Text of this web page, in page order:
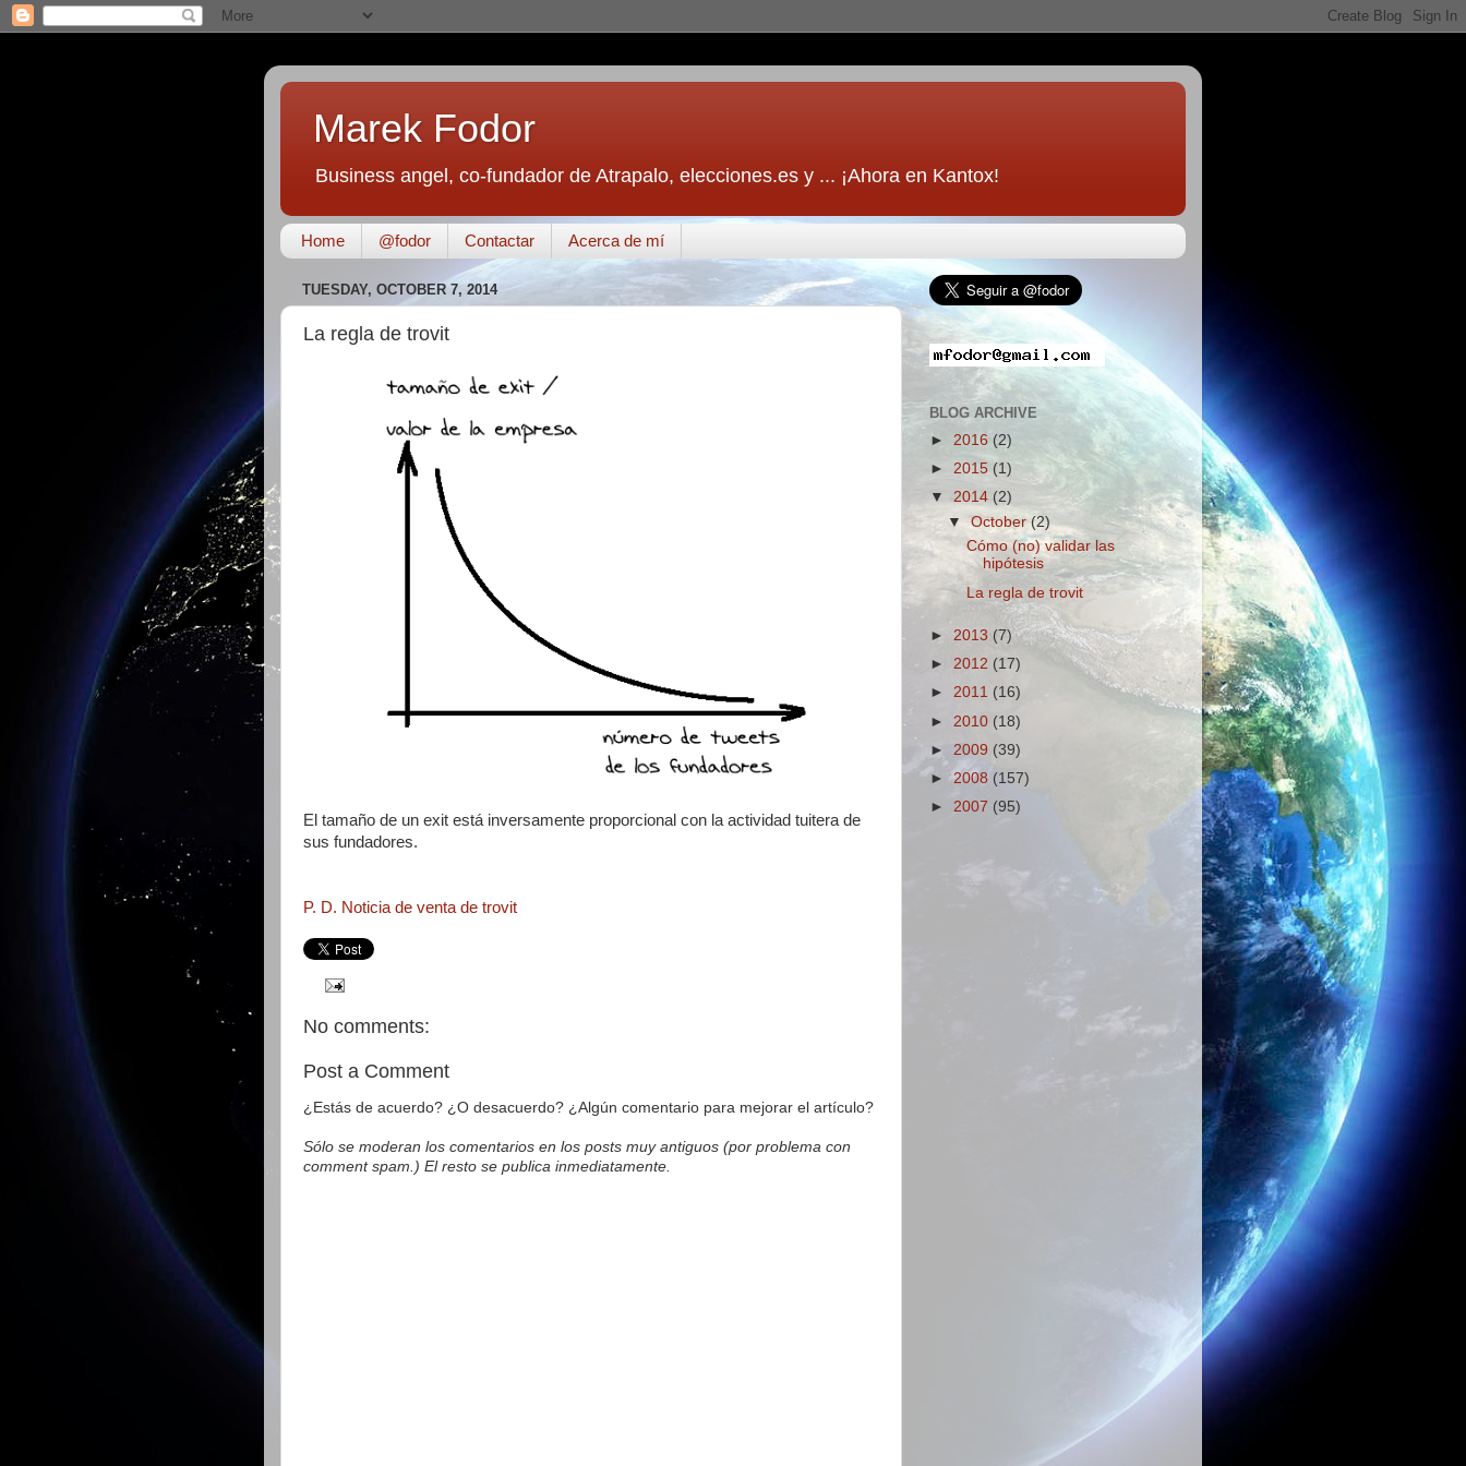
Marek Fodor
Business angel, co-fundador de Atrapalo, elecciones.es y ... ¡Ahora en Kantox!
Home @fodor Contactar Acerca de mí
TUESDAY, OCTOBER 7, 2014
La regla de trovit
El tamaño de un exit está inversamente proporcional con la actividad tuitera de
sus fundadores.
P. D. Noticia de venta de trovit
No comments:
Post a Comment
¿Estás de acuerdo? ¿O desacuerdo? ¿Algún comentario para mejorar el artículo?
Sólo se moderan los comentarios en los posts muy antiguos (por problema con
comment spam.) El resto se publica inmediatamente.
BLOG ARCHIVE
► 2016 (2)
► 2015 (1)
▼ 2014 (2)
▼October(2)
Cómo (no) validar las
hipótesis
La regla de trovit
► 2013 (7)
► 2012 (17)
► 2011 (16)
► 2010 (18)
► 2009 (39)
►2008 (157)
► 2007 (95)